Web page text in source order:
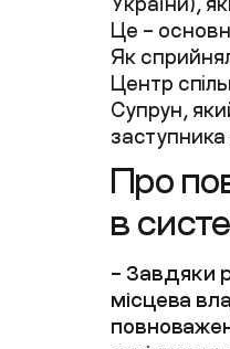
Це –
Як
Центр
Супрун,
Про
в
– Завдяки
місцева